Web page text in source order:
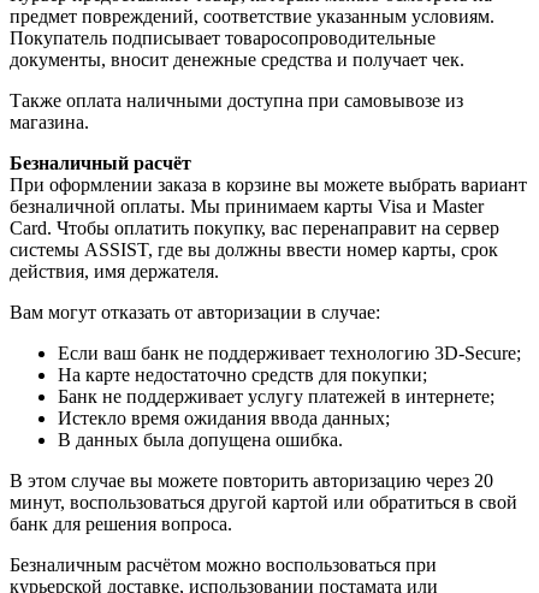
предмет повреждений, соответствие указанным условиям.
Покупатель подписывает товаросопроводительные
документы, вносит денежные средства и получает чек.
Также оплата наличными доступна при самовывозе из
магазина.
Безналичный расчёт
При оформлении заказа в корзине вы можете выбрать вариант
безналичной оплаты. Мы принимаем карты Visa и Master
Card. Чтобы оплатить покупку, вас перенаправит на сервер
системы ASSIST, где вы должны ввести номер карты, срок
действия, имя держателя.
Вам могут отказать от авторизации в случае:
Если ваш банк не поддерживает технологию 3D-Secure;
На карте недостаточно средств для покупки;
Банк не поддерживает услугу платежей в интернете;
Истекло время ожидания ввода данных;
В данных была допущена ошибка.
В этом случае вы можете повторить авторизацию через 20
минут, воспользоваться другой картой или обратиться в свой
банк для решения вопроса.
Безналичным расчётом можно воспользоваться при
курьерской доставке, использовании постамата или